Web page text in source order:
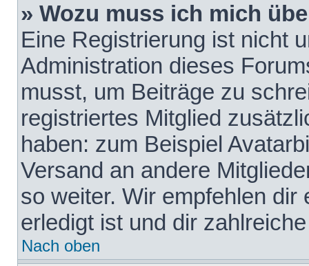
» Wozu muss ich mich
Eine Registrierung ist nicht
Administration dieses
musst, um Beiträge zu
registriertes Mitglied
haben: zum Beispiel
Versand an andere
so weiter. Wir empfehlen
erledigt ist und dir
Nach oben